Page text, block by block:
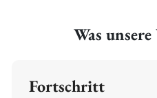
Was unsere
Fortschritt